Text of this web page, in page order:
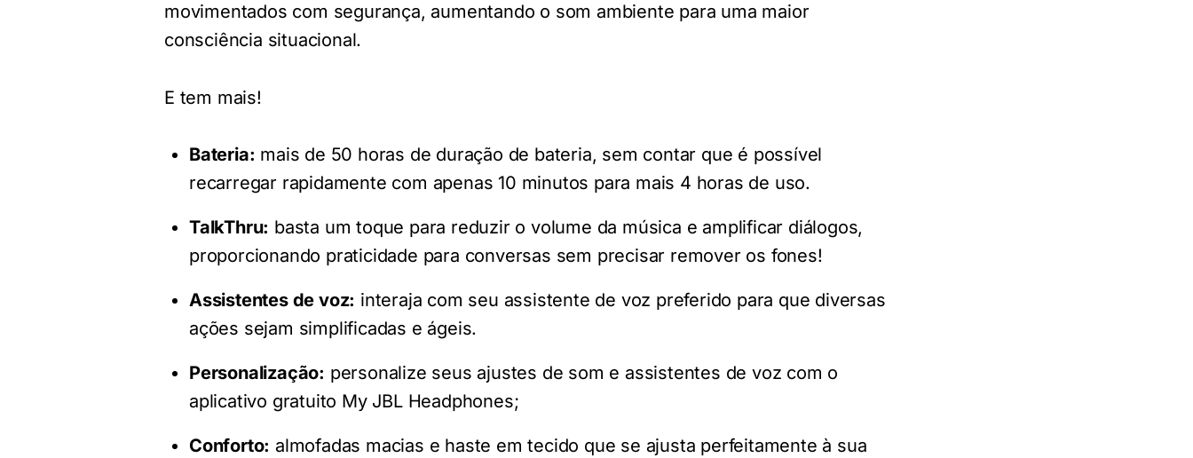
movimentados com segurança, aumentando o som ambiente para uma maior
consciência situacional.
E tem mais!
Bateria: mais de 50 horas de duração de bateria, sem contar que é possível
recarregar rapidamente com apenas 10 minutos para mais 4 horas de uso.
TalkThru: basta um toque para reduzir o volume da música e amplificar diálogos,
proporcionando praticidade para conversas sem precisar remover os fones!
Assistentes de voz: interaja com seu assistente de voz preferido para que diversas
ações sejam simplificadas e ágeis.
Personalização: personalize seus ajustes de som e assistentes de voz com o
aplicativo gratuito My JBL Headphones;
Conforto: almofadas macias e haste em tecido que se ajusta perfeitamente à sua